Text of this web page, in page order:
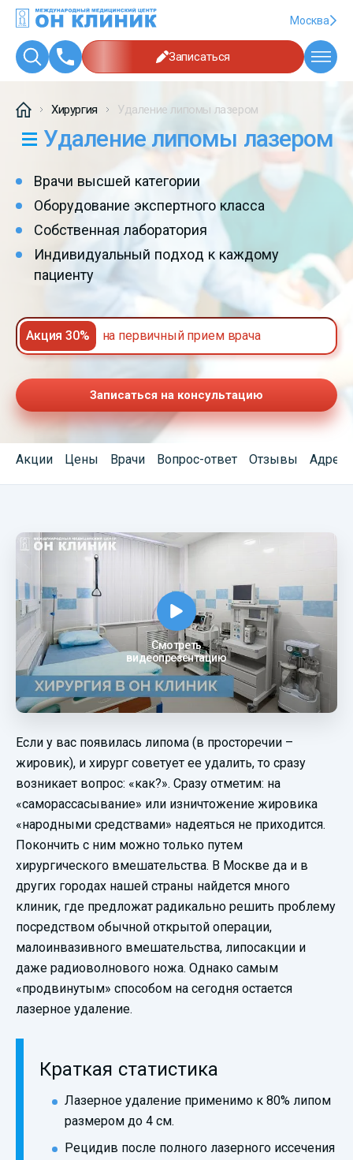
Москва
Записаться
Хирургия Удаление липомы лазером
Удаление липомы лазером
Врачи высшей категории
Оборудование экспертного класса
Собственная лаборатория
Индивидуальный подход к каждому
пациенту
Акция 30% на первичный прием врача
Записаться на консультацию
Акции Цены Врачи Вопрос-ответ Отзывы
Смотреть
видеопрезентацию
Если у вас появилась липома (в просторечии –
жировик), и хирург советует ее удалить, то сразу
возникает вопрос: «как?». Сразу отметим: на
«саморассасывание» или изничтожение жировика
«народными средствами» надеяться не приходится.
Покончить с ним можно только путем
хирургического вмешательства. В Москве да и в
других городах нашей страны найдется много
клиник, где предложат радикально решить проблему
посредством обычной открытой операции,
малоинвазивного вмешательства, липосакции и
даже радиоволнового ножа. Однако самым
«продвинутым» способом на сегодня остается
лазерное удаление.
Краткая статистика
Лазерное удаление применимо к 80% липом
размером до 4 см.
Рецидив после полного лазерного иссечения